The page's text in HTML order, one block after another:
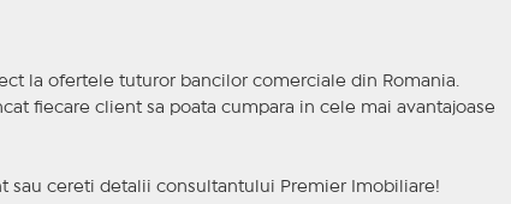
la ofertele tuturor bancilor comerciale din Romania.
fiecare client sa poata cumpara in cele mai avantajoase
sau cereti detalii consultantului Premier Imobiliare!